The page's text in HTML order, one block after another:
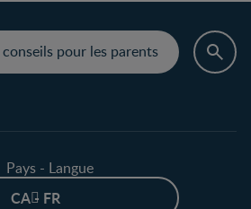
Pays - Langue
CA - FR